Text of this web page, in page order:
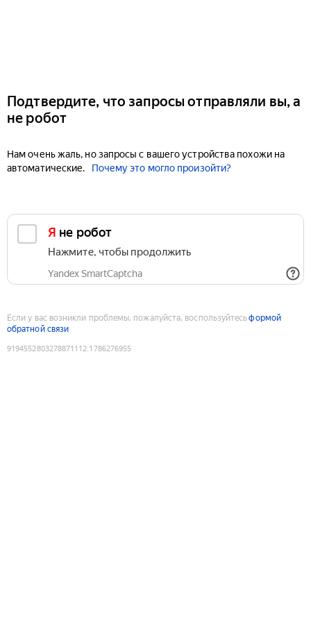
Подтвердите, что запросы отправляли вы, а
не робот
Нам очень жаль, но запросы с вашего устройства похожи на
автоматические.
Почему это могло произойти?
Я не робот
Нажмите, чтобы продолжить
Yandex SmartCaptcha
Если у вас возникли проблемы, пожалуйста, воспользуйтесьформой
обратной связи
9194552803278871112:1786276955